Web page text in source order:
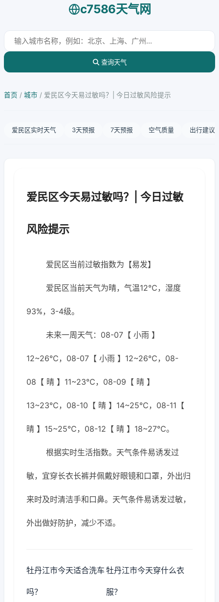
c7586天气网
查询天气
首页 / 城市 / 爱民区今天易过敏吗？| 今日过敏风险提示
爱民区实时天气 3天预报 7天预报 空气质量 出行建议
爱民区今天易过敏吗？| 今日过敏
风险提示
爱民区当前过敏指数为【易发】
爱民区当前天气为晴，气温12℃，湿度
93%，3-4级。
未来一周天气：08-07【 小雨 】
12~26℃，08-07【 小雨 】12~26℃，08-
08【 晴 】11~23℃，08-09【 晴 】
13~23℃，08-10【 晴 】14~25℃，08-11【
晴 】15~25℃，08-12【 晴 】18~27℃。
根据实时生活指数。天气条件易诱发过
敏，宜穿长衣长裤并佩戴好眼镜和口罩，外出归
来时及时清洁手和口鼻。天气条件易诱发过敏，
外出做好防护，减少不适。
牡丹江市今天适合洗车
吗？
牡丹江市今天穿什么衣
服？